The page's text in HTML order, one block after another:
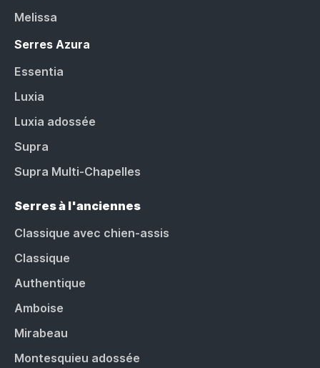
Melissa
Serres Azura
Essentia
Luxia
Luxia adossée
Supra
Supra Multi-Chapelles
Serres à l'anciennes
Classique avec chien-assis
Classique
Authentique
Amboise
Mirabeau
Montesquieu adossée